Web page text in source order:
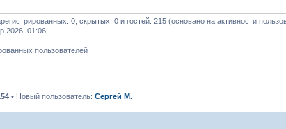
0, скрытых: 0 и гостей: 215 (основано на активности
2026, 01:06
пользователей
• Новый пользователь: Сергей М.